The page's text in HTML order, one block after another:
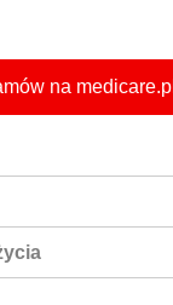
na medicare.pl